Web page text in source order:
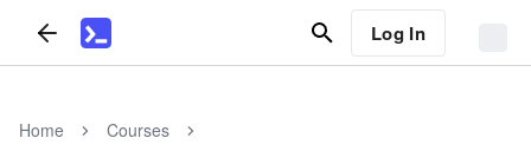
Log In
Home
Courses